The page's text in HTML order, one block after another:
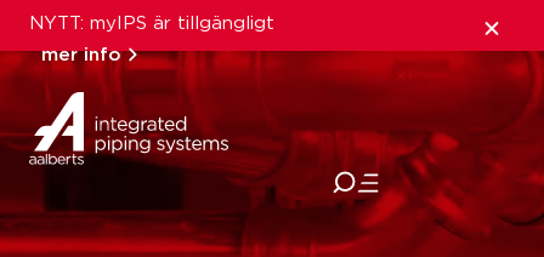
NYTT: myIPS är tillgängligt
mer info
stäng